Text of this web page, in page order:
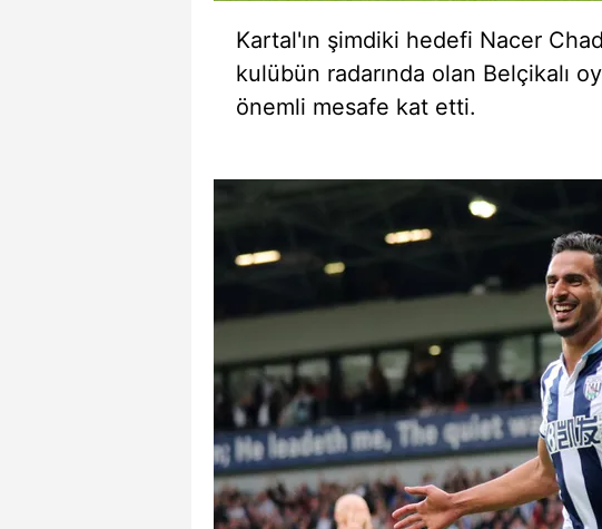
Kartal'ın şimdiki hedefi Nacer
kulübün radarında olan Belçikalı
önemli mesafe kat etti.